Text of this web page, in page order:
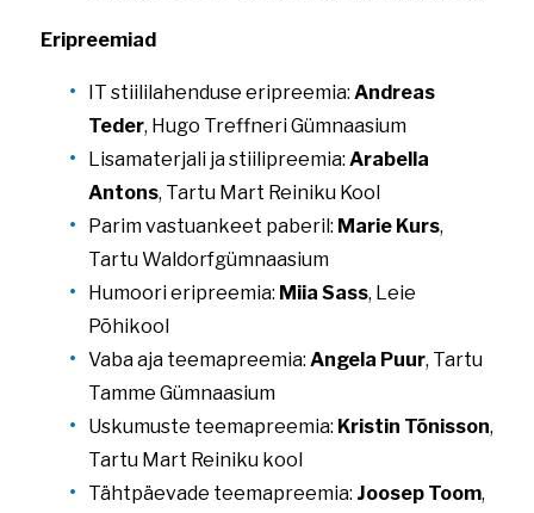
Eripreemiad
IT stiililahenduse eripreemia: Andreas
Teder, Hugo Treffneri Gümnaasium
Lisamaterjali ja stiilipreemia: Arabella
Antons, Tartu Mart Reiniku Kool
Parim vastuankeet paberil: Marie Kurs,
Tartu Waldorfgümnaasium
Humoori eripreemia: Miia Sass, Leie
Põhikool
Vaba aja teemapreemia: Angela Puur, Tartu
Tamme Gümnaasium
Uskumuste teemapreemia: Kristin Tõnisson,
Tartu Mart Reiniku kool
Tähtpäevade teemapreemia: Joosep Toom,